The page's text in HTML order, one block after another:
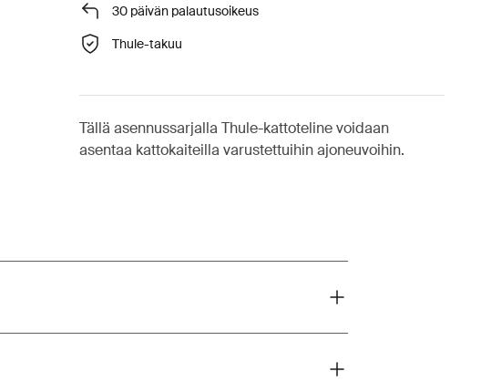
30 päivän palautusoikeus
Thule-takuu
Tällä asennussarjalla Thule-kattoteline voidaan
asentaa kattokaiteilla varustettuihin ajoneuvoihin.